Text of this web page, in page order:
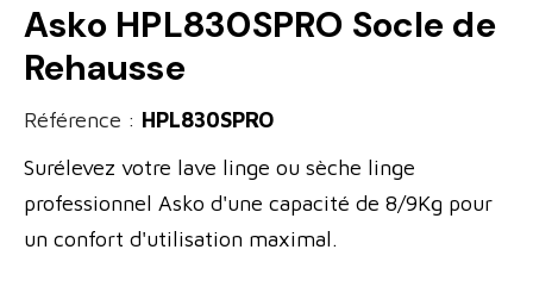
Asko HPL830SPRO Socle de
Rehausse
Référence : HPL830SPRO
Surélevez votre lave linge ou sèche linge
professionnel Asko d'une capacité de 8/9Kg pour
un confort d'utilisation maximal.